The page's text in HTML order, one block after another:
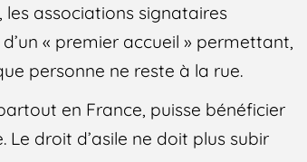
les associations signataires
« premier accueil » permettant,
personne ne reste à la rue.
en France, puisse bénéficier
droit d’asile ne doit plus subir